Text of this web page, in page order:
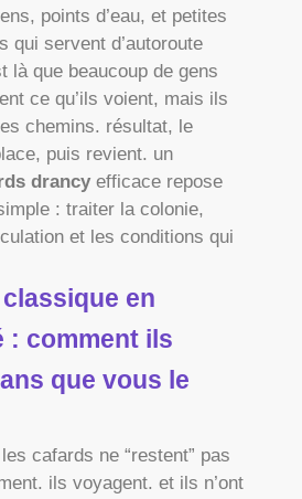
points d’eau, et petites
qui servent d’autoroute
là que beaucoup de gens
ce qu’ils voient, mais ils
chemins. résultat, le
puis revient. un
drancy efficace repose
: traiter la colonie,
et les conditions qui
en
: comment ils
que vous le
cafards ne “restent” pas
ils voyagent. et ils n’ont